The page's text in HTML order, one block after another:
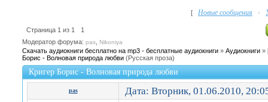
[ Новые сообщения ·
Страница 1 из 1
1
Модератор форума: pas Nikoniya
Скачать аудиокниги бесплатно на mp3 - бесплатные аудиокниги » Аудиокниги »
Борис - Волновая природа любви (Русская проза)
Кригер Борис - Волновая природа любви
pas Дата: Вторник, 01.06.2010,